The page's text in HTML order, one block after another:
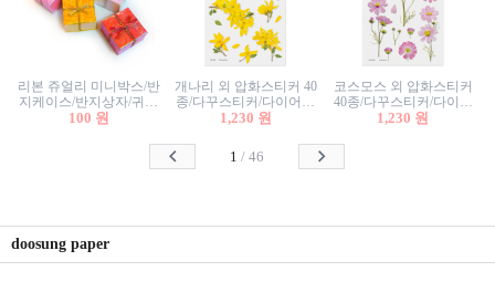
리본 쥬얼리 미니박스/반
지케이스/반지상자/귀걸
이상자/귀걸이박스/악세
100 원
개나리 외 압화스티커 40
종/다꾸스티커/다이어리
꾸미기/꽃스티커/자연물
1,230 원
코스모스 외 압화스티커
40종/다꾸스티커/다이어
리꾸미기/꽃스티커/자연
1,230 원
1 /46
doosung paper